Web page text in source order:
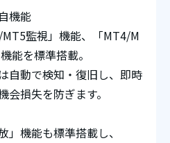
機能
監視」機能、「MT4/M
能を標準搭載。
動で検知・復旧し、即時
会損失を防ぎます。
機能も標準搭載し、